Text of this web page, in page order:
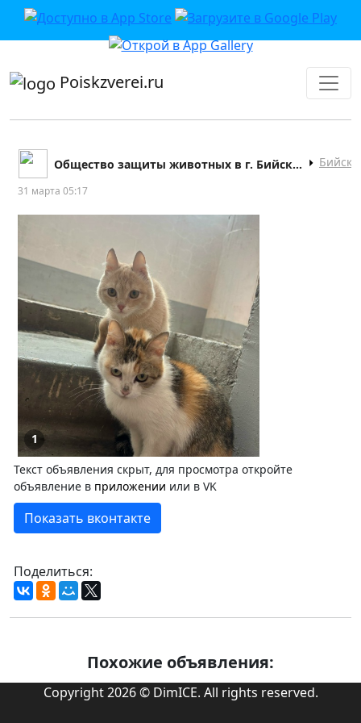
приложении или в VK">
Poiskzverei.ru
Общество защиты животных в г. Бийске "9 жизней" Бийск
31 марта 05:17
1
Текст объявления скрыт, для просмотра откройте
объявление в приложении или в VK
Показать вконтакте
Поделиться:
Похожие объявления:
Copyright 2026 © DimICE. All rights reserved.